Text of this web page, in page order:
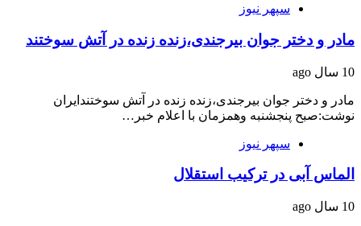
سپهر نیوز
مادر و دختر جوان بیرجندی،زنده زنده در آتش سوختند
10 سال ago
مادر و دختر جوان بیرجندی،زنده زنده در آتش سوختندایران
نوشت:صبح پنجشنبه وهمزمان با اعلام خبر…
سپهر نیوز
الماس آبی در ترکیب استقلال
10 سال ago